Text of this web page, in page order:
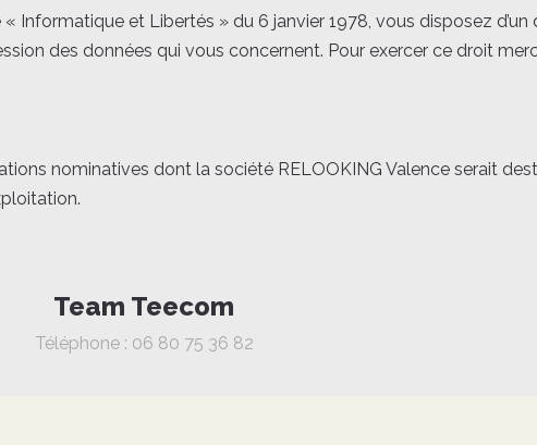
et Libertés » du 6 janvier 1978, vous disposez d’un
des données qui vous concernent. Pour exercer ce droit
nominatives dont la société RELOOKING Valence serait
Team Teecom
Téléphone : 06 80 75 36 82